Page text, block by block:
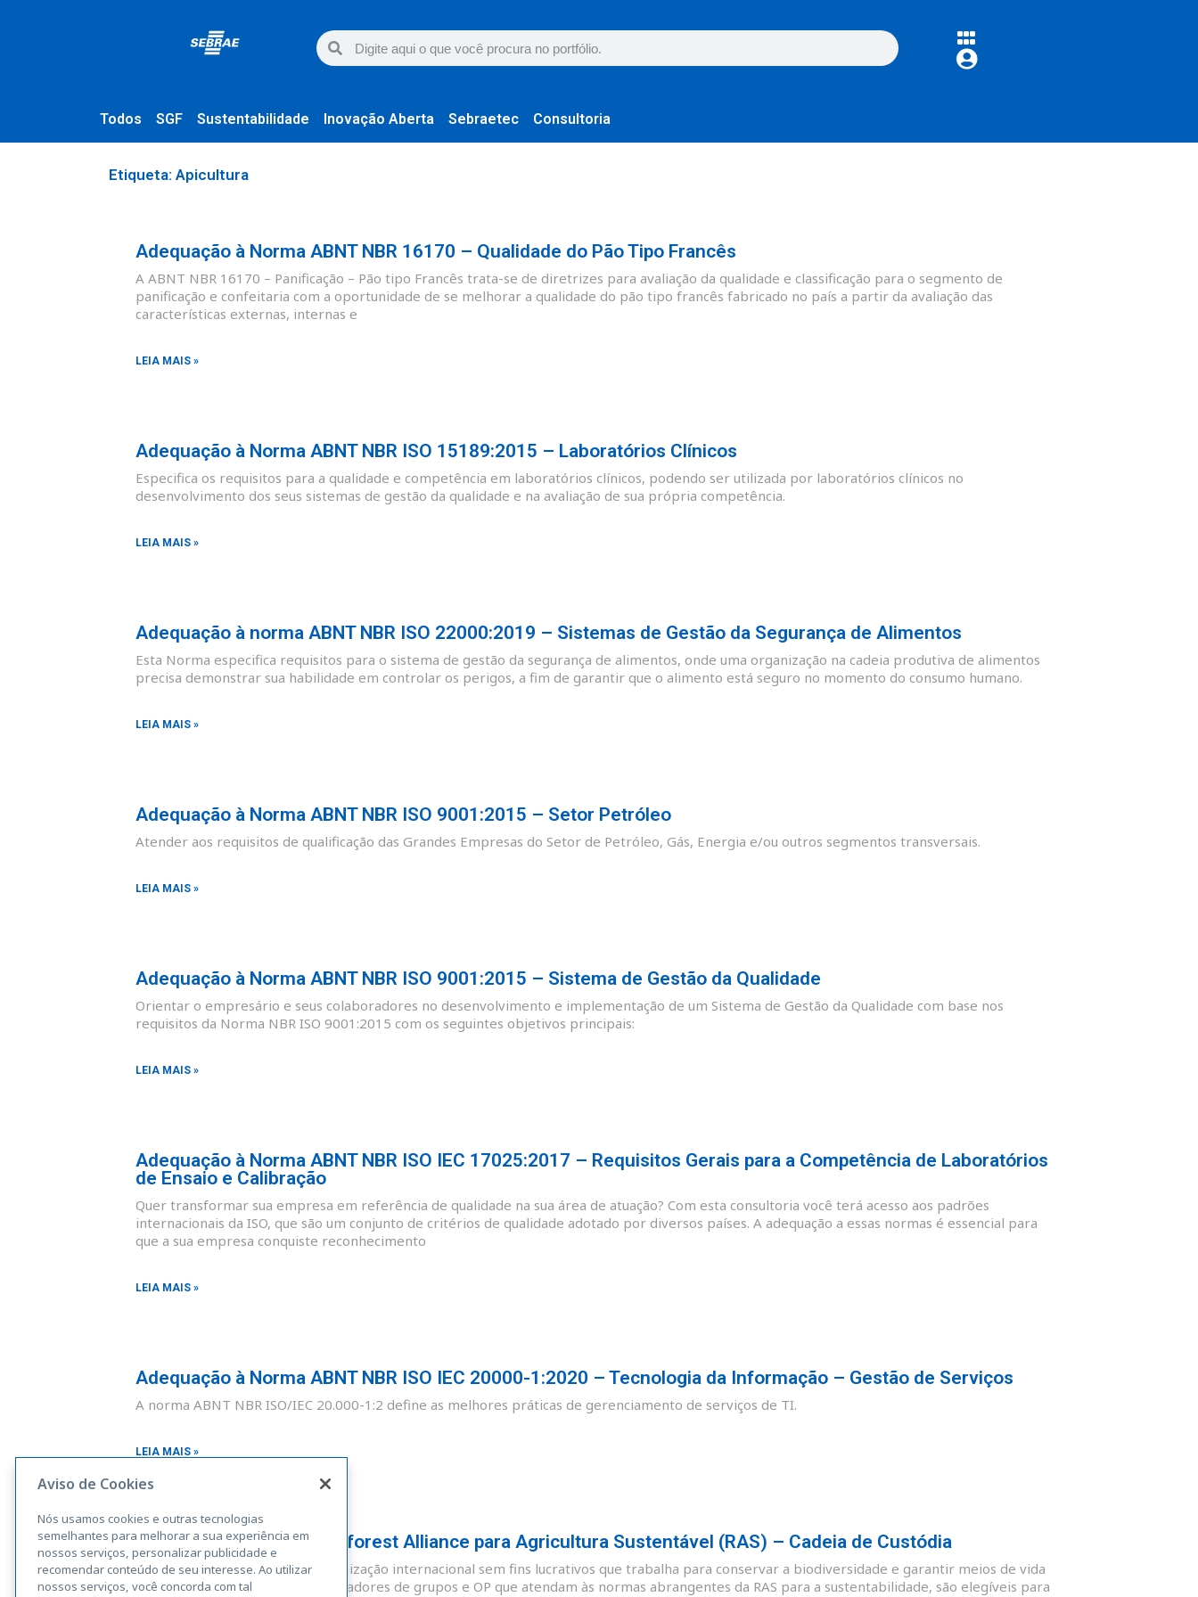
Todos SGF Sustentabilidade Inovação Aberta Sebraetec Consultoria
Etiqueta: Apicultura
Adequação à Norma ABNT NBR 16170 – Qualidade do Pão Tipo Francês
A ABNT NBR 16170 – Panificação – Pão tipo Francês trata-se de diretrizes para avaliação da qualidade e classificação para o segmento de
panificação e confeitaria com a oportunidade de se melhorar a qualidade do pão tipo francês fabricado no país a partir da avaliação das
características externas, internas e
LEIA MAIS »
Adequação à Norma ABNT NBR ISO 15189:2015 – Laboratórios Clínicos
Especifica os requisitos para a qualidade e competência em laboratórios clínicos, podendo ser utilizada por laboratórios clínicos no
desenvolvimento dos seus sistemas de gestão da qualidade e na avaliação de sua própria competência.
LEIA MAIS »
Adequação à norma ABNT NBR ISO 22000:2019 – Sistemas de Gestão da Segurança de Alimentos
Esta Norma especifica requisitos para o sistema de gestão da segurança de alimentos, onde uma organização na cadeia produtiva de alimentos
precisa demonstrar sua habilidade em controlar os perigos, a fim de garantir que o alimento está seguro no momento do consumo humano.
LEIA MAIS »
Adequação à Norma ABNT NBR ISO 9001:2015 – Setor Petróleo
Atender aos requisitos de qualificação das Grandes Empresas do Setor de Petróleo, Gás, Energia e/ou outros segmentos transversais.
LEIA MAIS »
Adequação à Norma ABNT NBR ISO 9001:2015 – Sistema de Gestão da Qualidade
Orientar o empresário e seus colaboradores no desenvolvimento e implementação de um Sistema de Gestão da Qualidade com base nos
requisitos da Norma NBR ISO 9001:2015 com os seguintes objetivos principais:
LEIA MAIS »
Adequação à Norma ABNT NBR ISO IEC 17025:2017 – Requisitos Gerais para a Competência de Laboratórios
de Ensaio e Calibração
Quer transformar sua empresa em referência de qualidade na sua área de atuação? Com esta consultoria você terá acesso aos padrões
internacionais da ISO, que são um conjunto de critérios de qualidade adotado por diversos países. A adequação a essas normas é essencial para
que a sua empresa conquiste reconhecimento
LEIA MAIS »
Adequação à Norma ABNT NBR ISO IEC 20000-1:2020 – Tecnologia da Informação – Gestão de Serviços
A norma ABNT NBR ISO/IEC 20.000-1:2 define as melhores práticas de gerenciamento de serviços de TI.
LEIA MAIS »
Adequação à Norma Rainforest Alliance para Agricultura Sustentável (RAS) – Cadeia de Custódia
A Rainforest Alliance é uma organização internacional sem fins lucrativos que trabalha para conservar a biodiversidade e garantir meios de vida
sustentáveis. Fazendas, administradores de grupos e OP que atendam às normas abrangentes da RAS para a sustentabilidade, são elegíveis para
Aviso de Cookies
Nós usamos cookies e outras tecnologias
semelhantes para melhorar a sua experiência em
nossos serviços, personalizar publicidade e
recomendar conteúdo de seu interesse. Ao utilizar
nossos serviços, você concorda com tal